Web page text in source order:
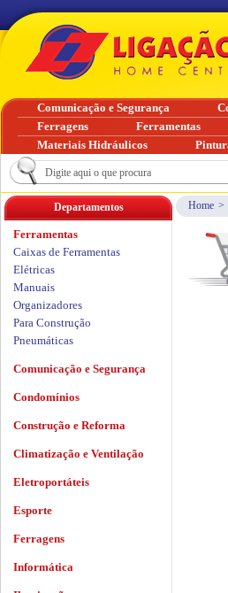
Home >
Departamentos
Ferramentas
Caixas de Ferramentas
Elétricas
Manuais
Organizadores
Para Construção
Pneumáticas
Comunicação e Segurança
Condomínios
Construção e Reforma
Climatização e Ventilação
Eletroportáteis
Esporte
Ferragens
Informática
Comunicação e Segurança
Ferragens
Ferramentas
Materiais Hidráulicos